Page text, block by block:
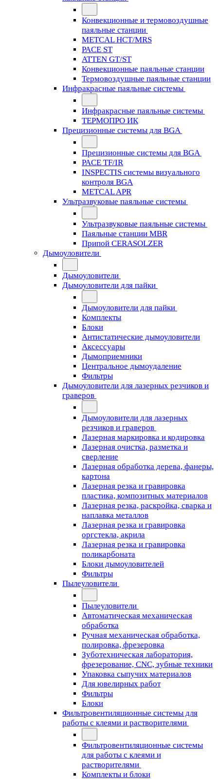
Конвекционные и термовоздушные
паяльные станции
METCAL HCT/MRS
PACE ST
ATTEN GT/ST
Конвекционные паяльные станции
Термовоздушные паяльные станции
Инфракрасные паяльные системы
Инфракрасные паяльные системы
ТЕРМОПРО ИК
Прецизионные системы для BGA
Прецизионные системы для BGA
PACE TF/IR
INSPECTIS системы визуального
контроля BGA
METCAL APR
Ультразвуковые паяльные системы
Ультразвуковые паяльные системы
Паяльные станции MBR
Припой CERASOLZER
Дымоуловители
Дымоуловители
Дымоуловители для пайки
Дымоуловители для пайки
Комплекты
Блоки
Антистатические дымоуловители
Аксессуары
Дымоприемники
Центральное дымоудаление
Фильтры
Дымоуловители для лазерных резчиков и
граверов
Дымоуловители для лазерных
резчиков и граверов
Лазерная маркировка и кодировка
Лазерная очистка, разметка и
сверление
Лазерная обработка дерева, фанеры,
картона
Лазерная резка и гравировка
пластика, композитных материалов
Лазерная резка, раскройка, сварка и
наплавка металлов
Лазерная резка и гравировка
оргстекла, акрила
Лазерная резка и гравировка
поликарбоната
Блоки дымоуловителей
Фильтры
Пылеуловители
Пылеуловители
Автоматическая механическая
обработка
Ручная механическая обработка,
полировка, фрезеровка
Зуботехническая лаборатория,
фрезерование, CNC, зубные техники
Упаковка сыпучих материалов
Для ювелирных работ
Фильтры
Блоки
Фильтровентиляционные системы для
работы с клеями и растворителями
Фильтровентиляционные системы
для работы с клеями и
растворителями
Комплекты и блоки